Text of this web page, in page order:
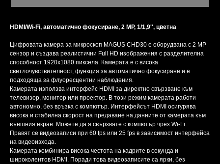
HDMI/Wi-Fi, автоматично фокусиране, 2 MP, 1/1,9'', цветна
Цифровата камера за микроскоп MAGUS CHD30 е оборудвана с 2 MP
сензор и създава реалистични Full HD изображения с разделителна
способност 1920x1080 пиксела. Камерата е с висока
светлочувствителност, функция за автоматично фокусиране и е
подходяща за флуоресцентни наблюдения.
Камерата използва интерфейс HDMI за директно свързване към
телевизор, монитор или проектор. В този режим камерата работи
автономно, без връзка с компютър. Интерфейсът HDMI осигурява
висока и стабилна скорост на предаване на данните от камерата към
външния екран. Можете да я свързвате с компютър чрез Wi-Fi.
Правят се видеозаписи при 60 fps или 25 fps в зависимост интерфейса
на видеоизхода.
Камерата комбинира висока честота на кадрите в секунда и
широколентов HDMI. Поради това видеозаписите са ярки, без